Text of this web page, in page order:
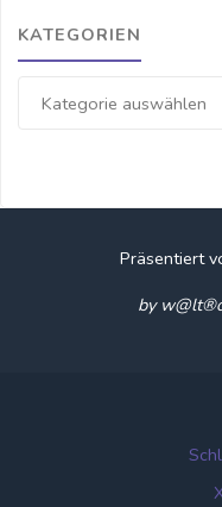
KATEGORIEN
Präsentiert
by